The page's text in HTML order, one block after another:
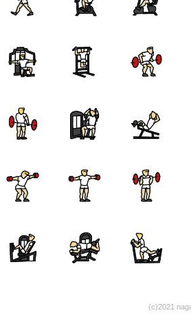
(c)2021